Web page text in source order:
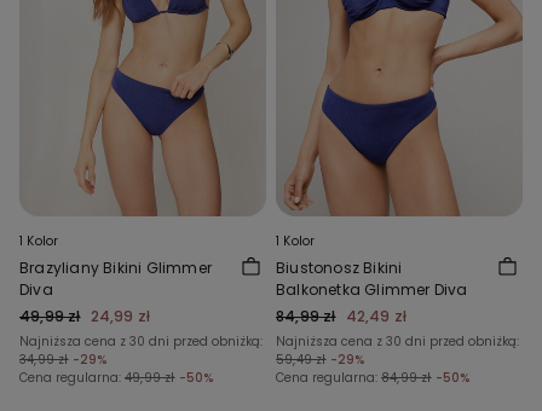
1 Kolor
Brazyliany Bikini Glimmer
Diva
49,99 zł 24,99 zł
Najniższa cena z 30 dni przed obniżką:
34,99 zł -29%
Cena regularna: 49,99 zł -50%
1 Kolor
Biustonosz Bikini
Balkonetka Glimmer Diva
84,99 zł 42,49 zł
Najniższa cena z 30 dni przed obniżką:
59,49 zł -29%
Cena regularna: 84,99 zł -50%